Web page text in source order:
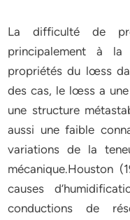
La difficulté de
principalement à la
propriétés du lœss
des cas, le lœss a
une structure
aussi une faible
variations de la
mécanique.Houston
causes
conductions de